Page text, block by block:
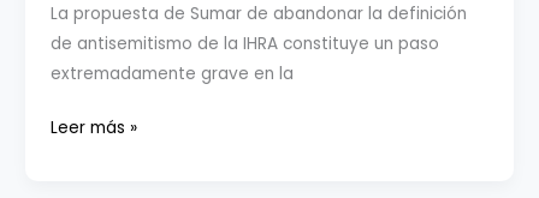
ahora
a
los
por
La propuesta de Sumar de abandonar la definición
de antisemitismo de la IHRA constituye un paso
extremadamente grave en la
Derribar
Leer más »